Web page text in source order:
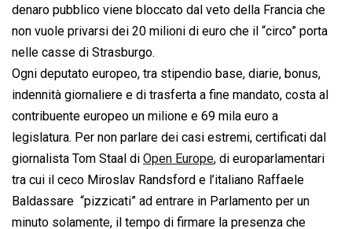
denaro pubblico viene bloccato dal veto della Francia che
non vuole privarsi dei 20 milioni di euro che il “circo” porta
nelle casse di Strasburgo.
Ogni deputato europeo, tra stipendio base, diarie, bonus,
indennità giornaliere e di trasferta a fine mandato, costa al
contribuente europeo un milione e 69 mila euro a
legislatura. Per non parlare dei casi estremi, certificati dal
giornalista Tom Staal di Open Europe, di europarlamentari 
tra cui il ceco Miroslav Randsford e l’italiano Raffaele
Baldassare  “pizzicati” ad entrare in Parlamento per un
minuto solamente, il tempo di firmare la presenza che